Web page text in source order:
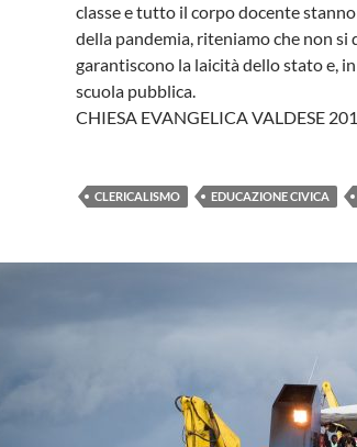
classe e tutto il corpo docente
della pandemia, riteniamo che non si
garantiscono la laicità dello stato e,
scuola pubblica.
CHIESA EVANGELICA VALDESE
CLERICALISMO EDUCAZIONE CIVICA